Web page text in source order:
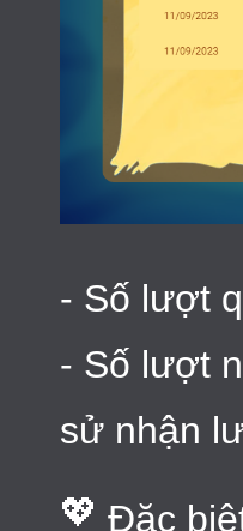
- Số lượt
- Số lượt
sử nhận
💖 Đặc